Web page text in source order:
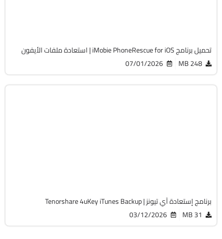
تحميل برنامج iMobie PhoneRescue for iOS | استعادة ملفات الأيفون
248 MB
07/01/2026
برنامج إستعادة آي تيونز | Tenorshare 4uKey iTunes Backup
31 MB
03/12/2026